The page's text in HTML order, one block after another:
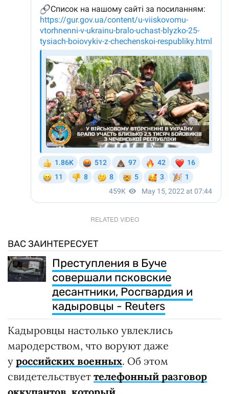
RELATED VIDEO
ВАС ЗАИНТЕРЕСУЕТ
Преступления в Буче
совершали псковские
десантники, Росгвардия и
кадыровцы - Reuters
Кадыровцы настолько увлеклись
мародерством, что воруют даже
у российских военных. Об этом
свидетельствует телефонный разговор